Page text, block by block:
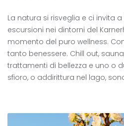
La natura si risveglia e ci invita
escursioni nei dintorni del
momento del puro wellness.
tanto benessere. Chill out,
trattamenti di bellezza e uno o
sfioro, o addirittura nel lago,